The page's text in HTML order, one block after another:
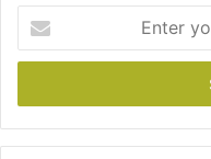
t
r
y